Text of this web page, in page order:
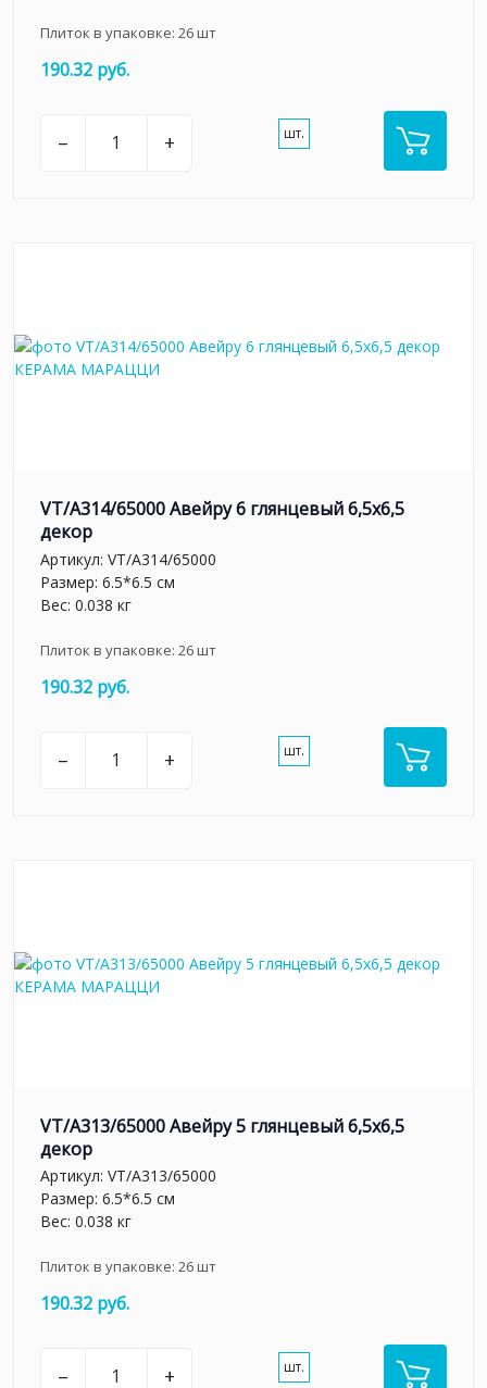
Плиток в упаковке: 26шт
190.32 руб.
– + шт.
VT/A314/65000 Авейру 6 глянцевый 6,5х6,5
декор
Артикул: VT/A314/65000
Размер: 6.5*6.5 см
Вес: 0.038 кг
Плиток в упаковке: 26шт
190.32 руб.
– + шт.
VT/A313/65000 Авейру 5 глянцевый 6,5х6,5
декор
Артикул: VT/A313/65000
Размер: 6.5*6.5 см
Вес: 0.038 кг
Плиток в упаковке: 26шт
190.32 руб.
– + шт.